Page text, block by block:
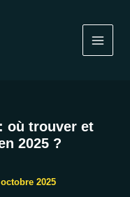
où trouver et
2025 ?
2025